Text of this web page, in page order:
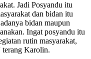
Jadi Posyandu itu
dan bidan itu
bidan maupun
Ingat posyandu itu
rutin masyarakat,
terang Karolin.